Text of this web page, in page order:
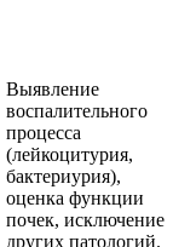
Выявление
воспалительного
процесса
(лейкоцитурия,
бактериурия),
оценка функции
почек, исключение
других патологий.